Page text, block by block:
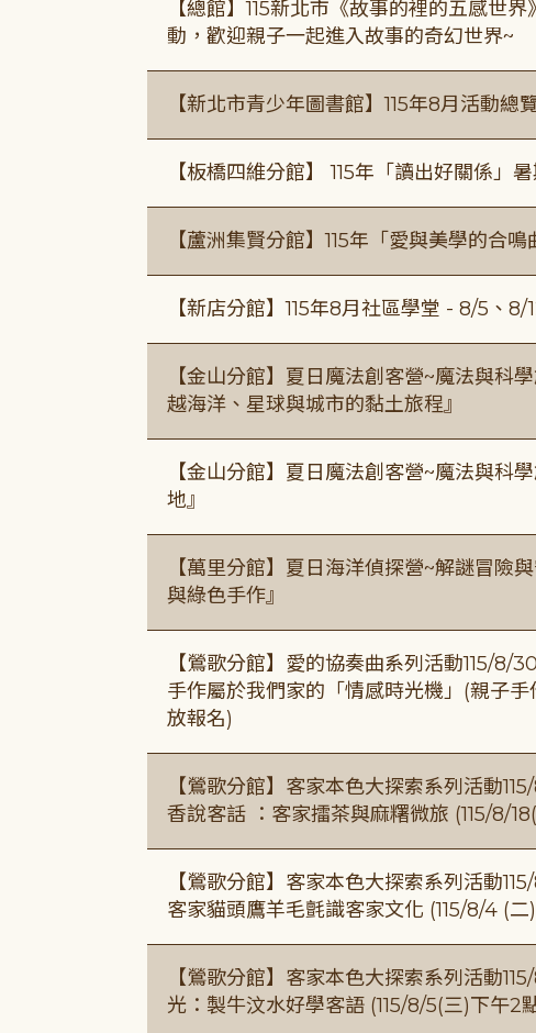
【總館】115新北市《故事的裡的五感世
動，歡迎親子一起進入故事的奇幻世界~
【新北市青少年圖書館】115年8月活動總
【板橋四維分館】 115年「讀出好關係」
【蘆洲集賢分館】115年「愛與美學的合
【新店分館】115年8月社區學堂 - 8/5、
【金山分館】夏日魔法創客營~魔法與科
越海洋、星球與城市的黏土旅程』
【金山分館】夏日魔法創客營~魔法與科
地』
【萬里分館】夏日海洋偵探營~解謎冒險
與綠色手作』
【鶯歌分館】愛的協奏曲系列活動115/8/
手作屬於我們家的「情感時光機」(親子手
放報名)
【鶯歌分館】客家本色大探索系列活動
香說客話 ：客家擂茶與麻糬微旅 (115/8/
【鶯歌分館】客家本色大探索系列活動
客家貓頭鷹羊毛氈識客家文化 (115/8/4 (
【鶯歌分館】客家本色大探索系列活動
光：製牛汶水好學客語 (115/8/5(三)下午2